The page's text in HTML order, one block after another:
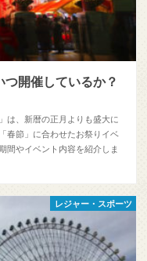
開催しているか？
は、新暦の正月よりも盛大に
春節」に合わせたお祭りイベ
間やイベント内容を紹介しま
レジャー・スポーツ